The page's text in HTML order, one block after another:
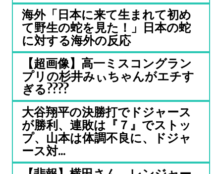
海外「日本に来て生まれて初め
て野生の蛇を見た！」日本の蛇
に対する海外の反応
【超画像】高一ミスコングラン
プリの杉井みぃちゃんがエチす
ぎる????
大谷翔平の決勝打でドジャース
が勝利、連敗は『７』でストッ
プ、山本は体調不良に、ドジャ
ース対...